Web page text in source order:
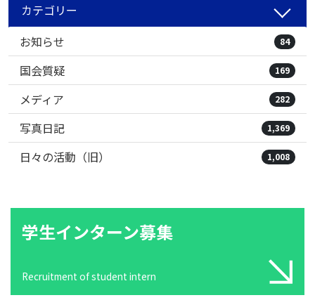
カテゴリー
お知らせ
84
国会質疑 169
メディア 282
写真日記 1,369
日々の活動（旧） 1,008
学生インターン募集
Recruitment of student intern